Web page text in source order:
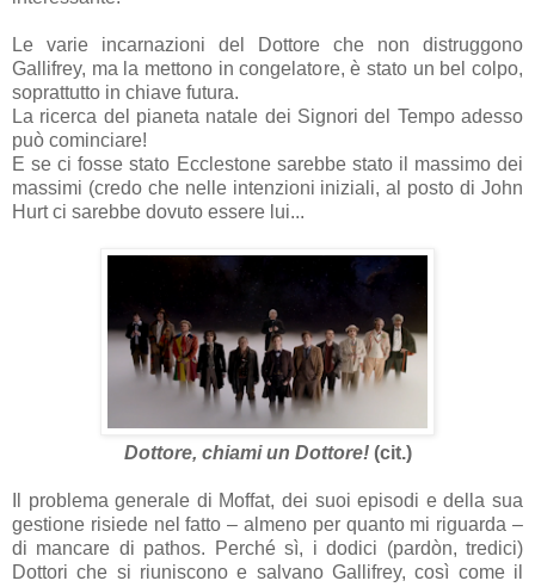
Le varie incarnazioni del Dottore che non distruggono
Gallifrey, ma la mettono in congelatore, è stato un bel colpo,
soprattutto in chiave futura.
La ricerca del pianeta natale dei Signori del Tempo adesso
può cominciare!
E se ci fosse stato Ecclestone sarebbe stato il massimo dei
massimi (credo che nelle intenzioni iniziali, al posto di John
Hurt ci sarebbe dovuto essere lui...
Dottore, chiami un Dottore!(cit.)
Il problema generale di Moffat, dei suoi episodi e della sua
gestione risiede nel fatto – almeno per quanto mi riguarda –
di mancare di pathos. Perché sì, i dodici (pardòn, tredici)
Dottori che si riuniscono e salvano Gallifrey, così come il